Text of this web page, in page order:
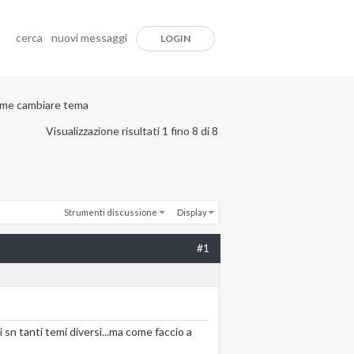
cerca nuovi messaggi LOGIN
cambiare tema
Visualizzazione risultati 1 fino 8 di 8
Strumenti discussione Display
#1
tanti temi diversi...ma come faccio a